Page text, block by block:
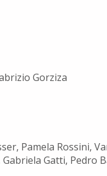
Gorziza
Pamela Rossini,
Gatti, Pedro